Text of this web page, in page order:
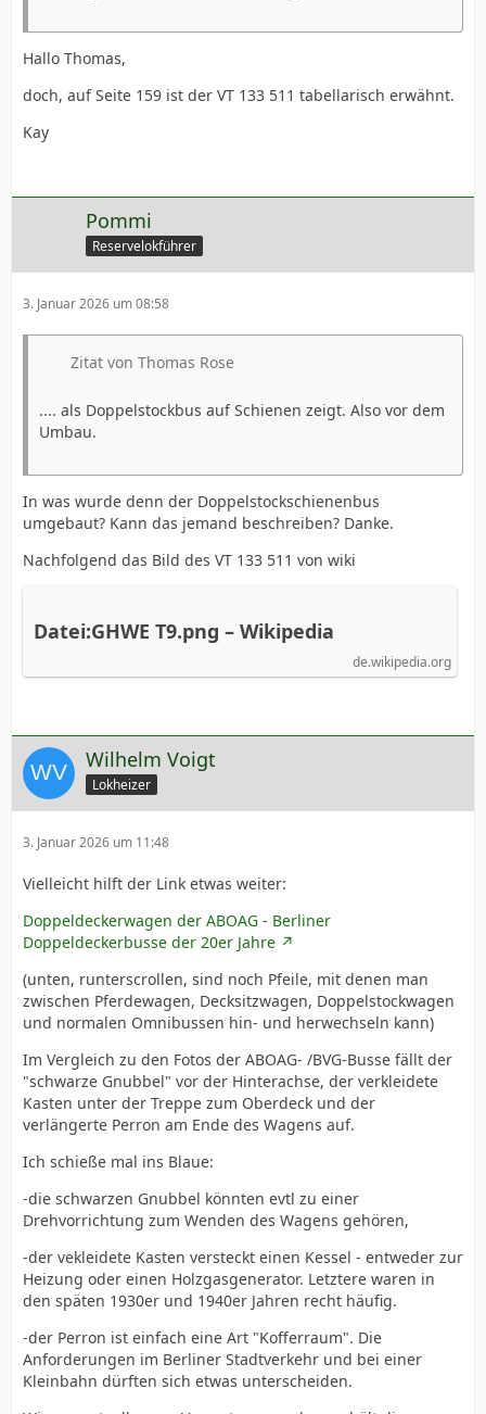
Hallo Thomas,
doch, auf Seite 159 ist der VT 133 511 tabellarisch erwähnt.
Kay
Pommi
Reservelokführer
3. Januar 2026 um 08:58
Zitat von Thomas Rose
.... als Doppelstockbus auf Schienen zeigt. Also vor dem
Umbau.
In was wurde denn der Doppelstockschienenbus
umgebaut? Kann das jemand beschreiben? Danke.
Nachfolgend das Bild des VT 133 511 von wiki
Datei:GHWE T9.png – Wikipedia
de.wikipedia.org
Wilhelm Voigt
Lokheizer
3. Januar 2026 um 11:48
Vielleicht hilft der Link etwas weiter:
Doppeldeckerwagen der ABOAG - Berliner
Doppeldeckerbusse der 20er Jahre
(unten, runterscrollen, sind noch Pfeile, mit denen man
zwischen Pferdewagen, Decksitzwagen, Doppelstockwagen
und normalen Omnibussen hin- und herwechseln kann)
Im Vergleich zu den Fotos der ABOAG- /BVG-Busse fällt der
"schwarze Gnubbel" vor der Hinterachse, der verkleidete
Kasten unter der Treppe zum Oberdeck und der
verlängerte Perron am Ende des Wagens auf.
Ich schieße mal ins Blaue:
-die schwarzen Gnubbel könnten evtl zu einer
Drehvorrichtung zum Wenden des Wagens gehören,
-der vekleidete Kasten versteckt einen Kessel - entweder zur
Heizung oder einen Holzgasgenerator. Letztere waren in
den späten 1930er und 1940er Jahren recht häufig.
-der Perron ist einfach eine Art "Kofferraum". Die
Anforderungen im Berliner Stadtverkehr und bei einer
Kleinbahn dürften sich etwas unterscheiden.